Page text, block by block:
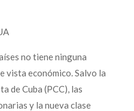
no tiene ninguna
vista económico. Salvo la
de Cuba (PCC), las
y la nueva clase